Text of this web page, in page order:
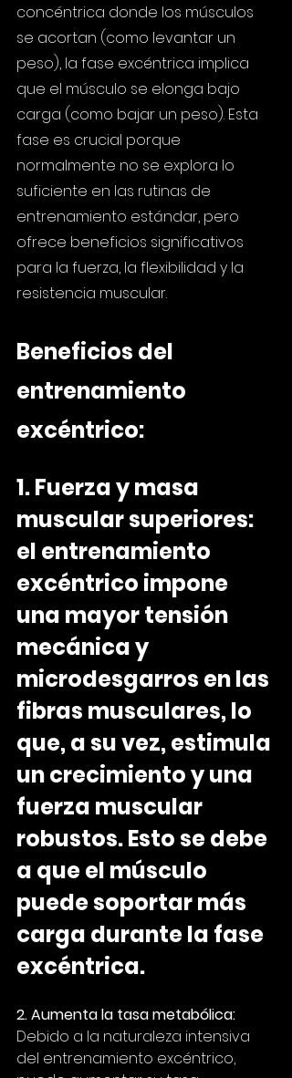
concéntrica donde los músculos
se acortan (como levantar un
peso), la fase excéntrica implica
que el músculo se elonga bajo
carga (como bajar un peso). Esta
fase es crucial porque
normalmente no se explora lo
suficiente en las rutinas de
entrenamiento estándar, pero
ofrece beneficios significativos
para la fuerza, la flexibilidad y la
resistencia muscular.
Beneficios del
entrenamiento
excéntrico:
1. Fuerza y masa
muscular superiores:
el entrenamiento
excéntrico impone
una mayor tensión
mecánica y
microdesgarros en las
fibras musculares, lo
que, a su vez, estimula
un crecimiento y una
fuerza muscular
robustos. Esto se debe
a que el músculo
puede soportar más
carga durante la fase
excéntrica.
2. Aumenta la tasa metabólica:
Debido a la naturaleza intensiva
del entrenamiento excéntrico,